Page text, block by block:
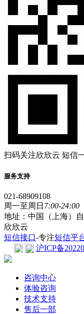
扫码关注欣欣云 短信
服务支持
021-68909108
周一至周日 7:00-24:00
地址：中国（上海）
欣欣云
短信接口-专注短信平
沪ICP备
咨询中心
体验咨询
技术支持
售后一部